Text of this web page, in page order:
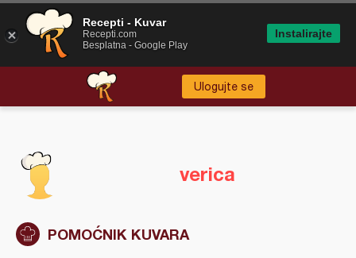
Ulogujte se
verica
POMOĆNIK KUVARA
Recepti - Kuvar
Recepti.com
Besplatna - Google Play
Instalirajte